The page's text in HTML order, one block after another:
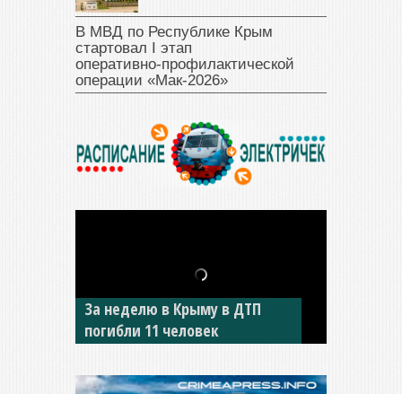
В МВД по Республике Крым
стартовал I этап
оперативно‑профилактической
операции «Мак‑2026»
За неделю в Крыму в ДТП
погибли 11 человек
В Джанкое водитель ВАЗа
сбил двух детей на «зебре»